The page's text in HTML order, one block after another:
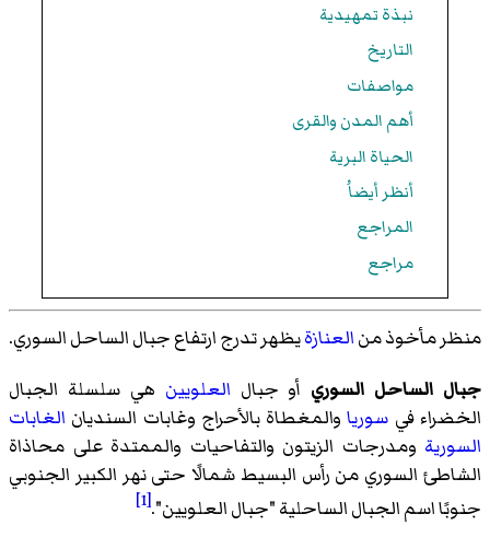
نبذة تمهيدية
التاريخ
مواصفات
أهم المدن والقرى
الحياة البرية
أنظر أيضاُ
المراجع
مراجع
منظر مأخوذ منالعنازةيظهر تدرج ارتفاع جبال الساحل السوري.
جبال الساحل السوري أو جبال العلويين هي سلسلة الجبال
الخضراء في سورياوالمغطاة بالأحراج وغابات السنديان الغابات
السورية ومدرجات الزيتون والتفاحيات والممتدة على محاذاة
الشاطئ السوري من رأس البسيط شمالًا حتى نهر الكبير الجنوبي
جنوبًا اسم الجبال الساحلية "جبال العلويين".[1]